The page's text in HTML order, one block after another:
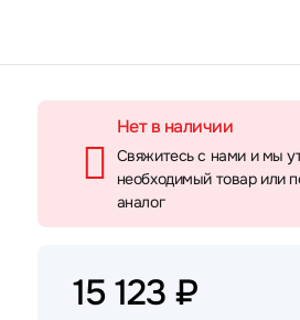
Нет в наличии
Свяжитесь с нами и мы
необходимый товар или
аналог
15 123 ₽